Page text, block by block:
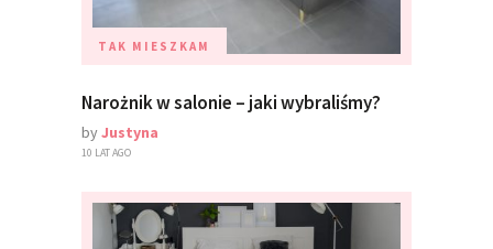
TAK MIESZKAM
Narożnik w salonie – jaki wybraliśmy?
byJustyna
10 LAT AGO